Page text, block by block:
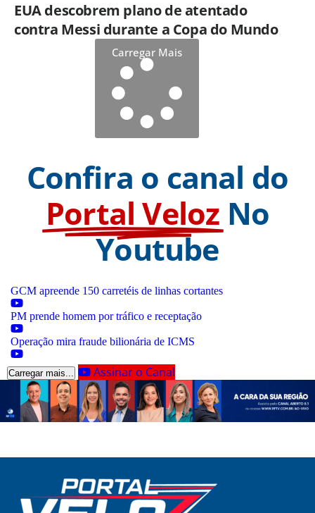
EUA descobrem plano de atentado
contra Messi durante a Copa do Mundo
Carregar Mais
Confira o canal do
Portal Veloz No
Youtube
GCM apreende 150 carretéis de linhas cortantes
PM prende homem por tráfico e receptação
Operação mira fraude bilionária de ICMS
Carregar mais... Assinar o Canal